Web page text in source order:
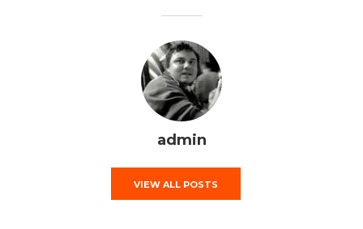
admin
VIEW ALL POSTS